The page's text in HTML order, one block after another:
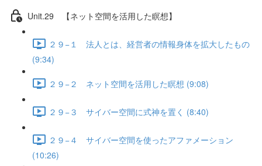
Unit.29 【ネット空間を活用した瞑想】
２９−１ 法人とは、経営者の情報身体を拡大したもの
(9:34)
２９−２ ネット空間を活用した瞑想 (9:08)
２９−３ サイバー空間に式神を置く (8:40)
２９−４ サイバー空間を使ったアファメーション
(10:26)